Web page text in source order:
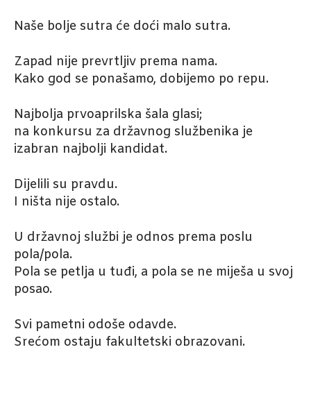
Naše bolje sutra će doći malo sutra.
Zapad nije prevrtljiv prema nama.
Kako god se ponašamo, dobijemo po repu.
Najbolja prvoaprilska šala glasi;
na konkursu za državnog službenika je
izabran najbolji kandidat.
Dijelili su pravdu.
I ništa nije ostalo.
U državnoj službi je odnos prema poslu
pola/pola.
Pola se petlja u tuđi, a pola se ne miješa u svoj
posao.
Svi pametni odoše odavde.
Srećom ostaju fakultetski obrazovani.